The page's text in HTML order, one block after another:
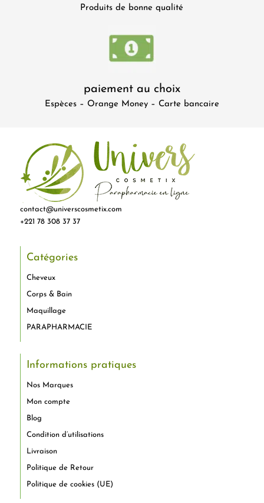
Produits de bonne qualité
paiement au choix
Espèces – Orange Money – Carte bancaire
contact@universcosmetix.com
+221 78 308 37 37
Catégories
Cheveux
Corps & Bain
Maquillage
PARAPHARMACIE
Informations pratiques
Nos Marques
Mon compte
Blog
Condition d’utilisations
Livraison
Politique de Retour
Politique de cookies (UE)